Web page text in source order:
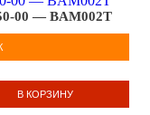
00 — BAM002T
В КОРЗИНУ